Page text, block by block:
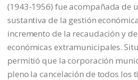
(1943-1956) fue acompañada de
sustantiva de la gestión
incremento de la recaudación y
económicas extramunicipales.
permitió que la corporación
pleno la cancelación de todos los